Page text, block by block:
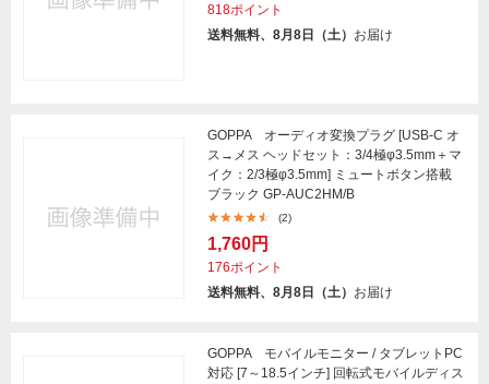
818ポイント
送料無料、8月8日（土） お届け
GOPPA オーディオ変換プラグ [USB-C オ
ス→メス ヘッドセット：3/4極φ3.5mm＋マ
イク：2/3極φ3.5mm] ミュートボタン搭載
ブラック GP-AUC2HM/B
(2)
1,760円
176ポイント
送料無料、8月8日（土） お届け
GOPPA モバイルモニター / タブレットPC
対応 [7～18.5インチ] 回転式モバイルディス